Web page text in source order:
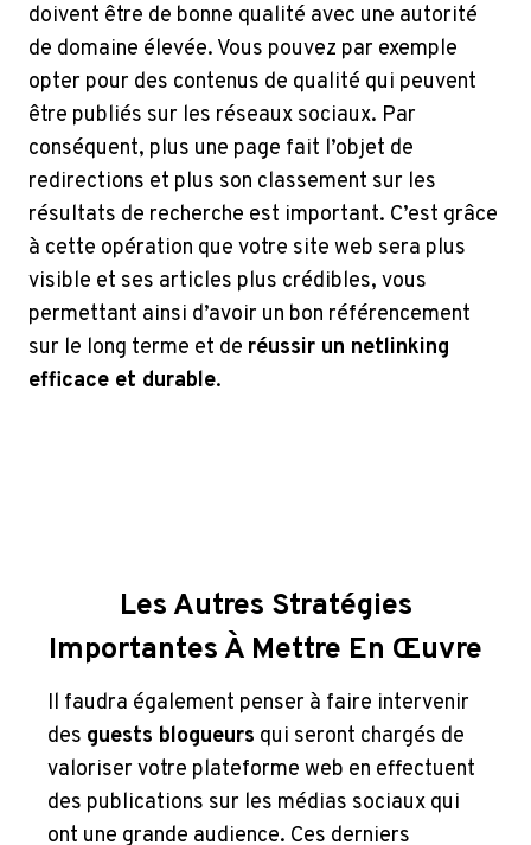
doivent être de bonne qualité avec une autorité
de domaine élevée. Vous pouvez par exemple
opter pour des contenus de qualité qui peuvent
être publiés sur les réseaux sociaux. Par
conséquent, plus une page fait l’objet de
redirections et plus son classement sur les
résultats de recherche est important. C’est grâce
à cette opération que votre site web sera plus
visible et ses articles plus crédibles, vous
permettant ainsi d’avoir un bon référencement
sur le long terme et de réussir un netlinking
efficace et durable.
Les Autres Stratégies
Importantes À Mettre En Œuvre
Il faudra également penser à faire intervenir
des guests blogueurs qui seront chargés de
valoriser votre plateforme web en effectuent
des publications sur les médias sociaux qui
ont une grande audience. Ces derniers